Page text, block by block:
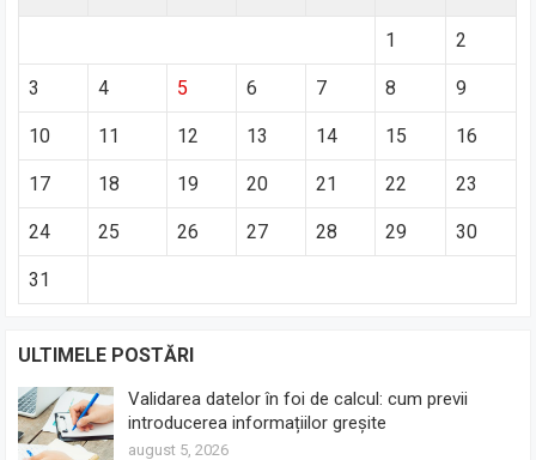
1 2
3 4 5 6 7 8 9
10 11 12 13 14 15 16
17 18 19 20 21 22 23
24 25 26 27 28 29 30
31
ULTIMELE POSTĂRI
Validarea datelor în foi de calcul: cum previi
introducerea informațiilor greșite
august 5, 2026